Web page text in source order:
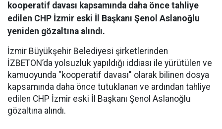
kooperatif davası kapsamında daha önce tahliye
edilen CHP İzmir eski İl Başkanı Şenol Aslanoğlu
yeniden gözaltına alındı.
İzmir Büyükşehir Belediyesi şirketlerinden
İZBETON’da yolsuzluk yapıldığı iddiası ile yürütülen ve
kamuoyunda "kooperatif davası" olarak bilinen dosya
kapsamında daha önce tutuklanan ve ardından tahliye
edilen CHP İzmir eski İl Başkanı Şenol Aslanoğlu
gözaltına alındı.